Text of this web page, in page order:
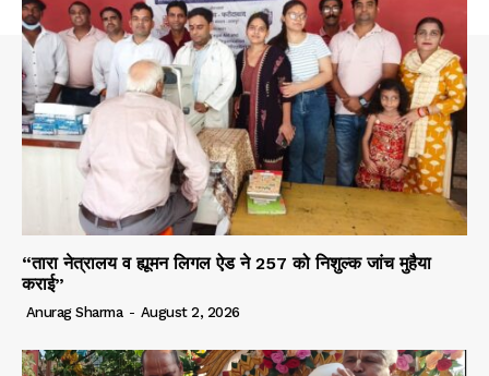
“तारा नेत्रालय व ह्यूमन लिगल ऐड ने 257 को निशुल्क जांच मुहैया
कराई”
Anurag Sharma - August 2, 2026